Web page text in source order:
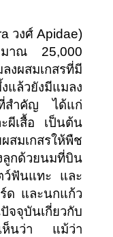
วงศ์ Apidae)
มาณ 25,000
ผสมเกสรที่มี
แล้วยังมีแมลง
สำคัญ ได้แก่
เสื้อ เป็นต้น
สมเกสรให้พืช
ลูกด้วยนมที่บิน
ฟันแทะ และ
ด และนกแก้ว
จุบันเกี่ยวกับ
เห็นว่า แม้ว่า